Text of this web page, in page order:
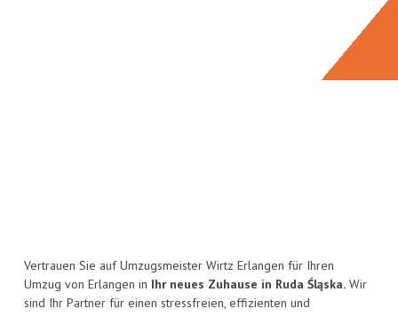
Vertrauen Sie auf Umzugsmeister Wirtz Erlangen für Ihren
Umzug von Erlangen in Ihr neues Zuhause in Ruda Śląska. Wir
sind Ihr Partner für einen stressfreien, effizienten und